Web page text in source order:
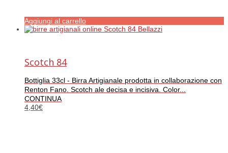
Aggiungi al carrello
Scotch 84
Bottiglia 33cl - Birra Artigianale prodotta in collaborazione con
Renton Fano. Scotch ale decisa e incisiva. Color...
CONTINUA
4,40€